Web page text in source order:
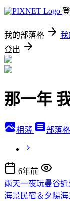
我的部落格 我
登出
那一年
相簿 部落格
6年前
兩天一夜玩曼谷近
海景民宿＆夕陽